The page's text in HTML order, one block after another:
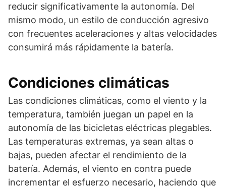
reducir significativamente la autonomía. Del
mismo modo, un estilo de conducción agresivo
con frecuentes aceleraciones y altas velocidades
consumirá más rápidamente la batería.
Condiciones climáticas
Las condiciones climáticas, como el viento y la
temperatura, también juegan un papel en la
autonomía de las bicicletas eléctricas plegables.
Las temperaturas extremas, ya sean altas o
bajas, pueden afectar el rendimiento de la
batería. Además, el viento en contra puede
incrementar el esfuerzo necesario, haciendo que